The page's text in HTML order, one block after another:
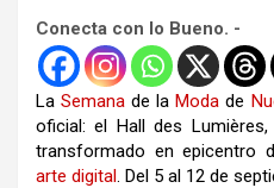
Conecta con lo Bueno. -
LaSemana de laModa de
oficial: el Hall des
transformado en epicentro
arte digital. Del 5 al 12 de